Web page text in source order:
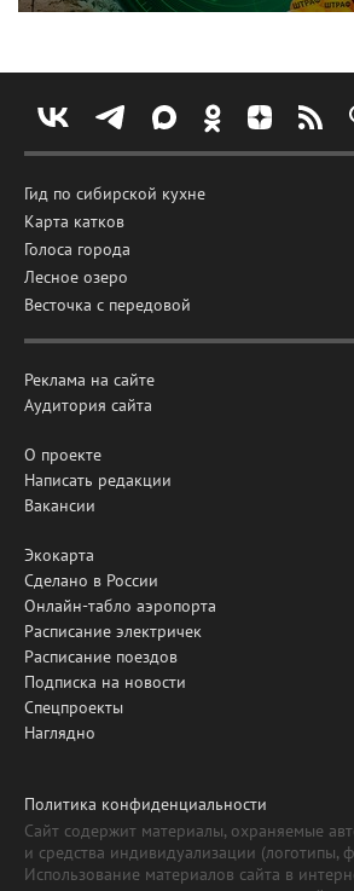
Гид по сибирской кухне
Карта катков
Голоса города
Лесное озеро
Весточка с передовой
Реклама на сайте
Аудитория сайта
О проекте
Написать редакции
Вакансии
Экокарта
Сделано в России
Онлайн-табло аэропорта
Расписание электричек
Расписание поездов
Подписка на новости
Спецпроекты
Наглядно
Политика конфиденциальности
Сайт содержит материалы, охраняемые
и средства индивидуализации (логотипы,
Использование материалов сайта в